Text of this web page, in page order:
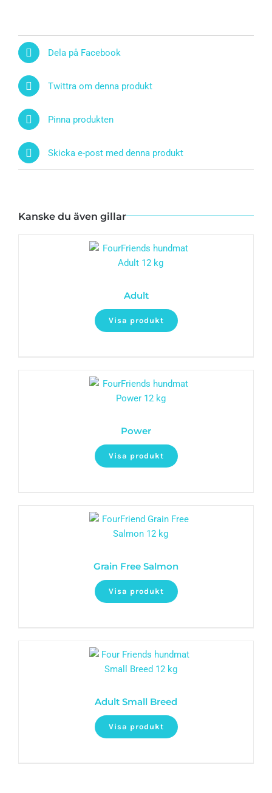
Dela på Facebook
Twittra om denna produkt
Pinna produkten
Skicka e-post med denna produkt
Kanske du även gillar
Adult
Visa produkt
Power
Visa produkt
Grain Free Salmon
Visa produkt
Adult Small Breed
Visa produkt